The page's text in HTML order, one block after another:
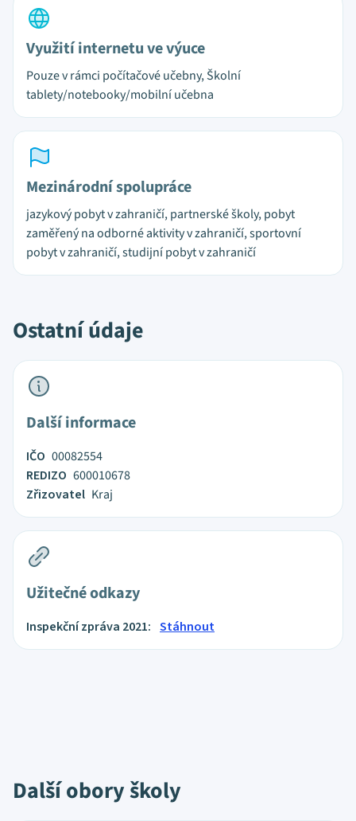
Využití internetu ve výuce
Pouze v rámci počítačové učebny, Školní
tablety/notebooky/mobilní učebna
Mezinárodní spolupráce
jazykový pobyt v zahraničí, partnerské školy, pobyt
zaměřený na odborné aktivity v zahraničí, sportovní
pobyt v zahraničí, studijní pobyt v zahraničí
Ostatní údaje
Další informace
IČO 00082554
REDIZO 600010678
Zřizovatel Kraj
Užitečné odkazy
Inspekční zpráva 2021: Stáhnout
Další obory školy